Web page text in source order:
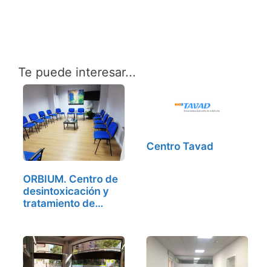
Te puede interesar...
ORBIUM. Centro de
desintoxicación y
tratamiento de…
Centro Tavad